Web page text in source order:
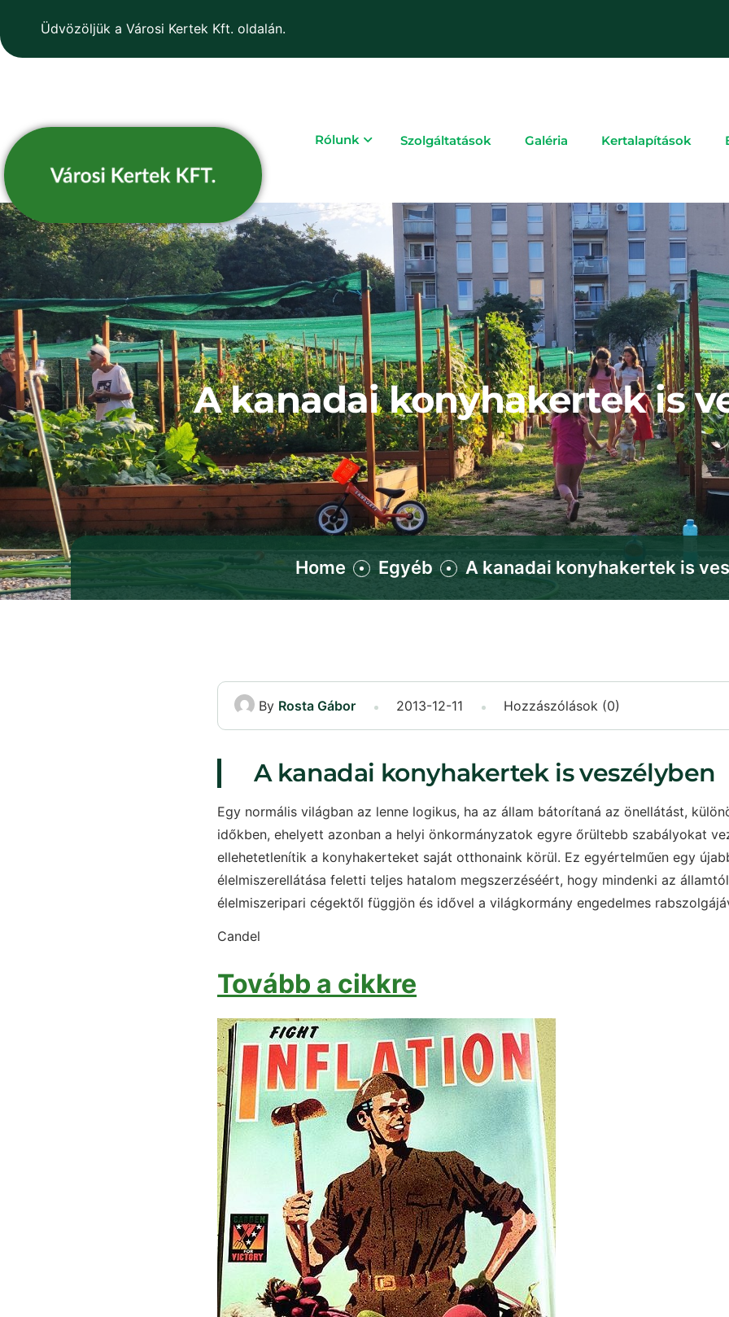
Üdvözöljük a Városi Kertek Kft. oldalán.
Rólunk Szolgáltatások Galéria Kertalapítások
A kanadai konyhakertek is
Home Egyéb A kanadai konyhakertek is
By Rosta Gábor 2013-12-11 Hozzászólások (0)
A kanadai konyhakertek is veszélyben
Egy normális világban az lenne logikus, ha az állam bátorítaná az önellátást,
időkben, ehelyett azonban a helyi önkormányzatok egyre őrültebb szabályokat
ellehetetlenítik a konyhakerteket saját otthonaink körül. Ez egyértelműen egy
élelmiszerellátása feletti teljes hatalom megszerzéséért, hogy mindenki az
élelmiszeripari cégektől függjön és idővel a világkormány engedelmes
Candel
Tovább a cikkre